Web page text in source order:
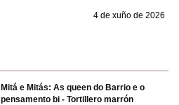
4 de xuño de 2026
Mitá e Mitás: As queen do Barrio e o
pensamento bi - Tortillero marrón